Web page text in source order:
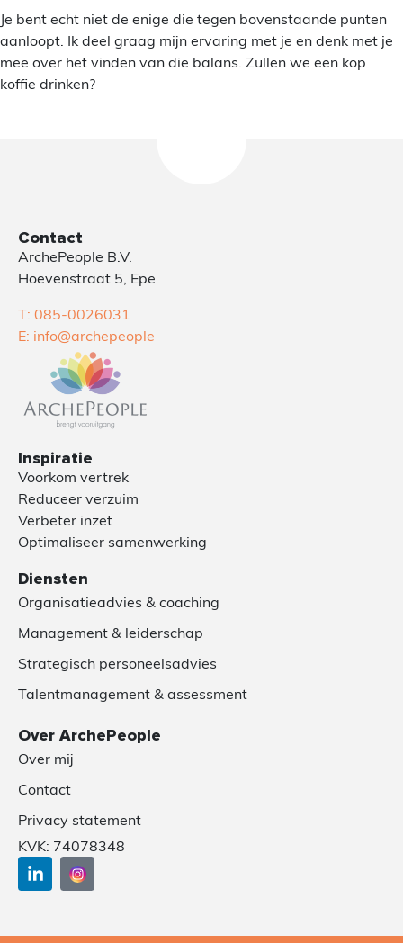
Je bent echt niet de enige die tegen bovenstaande punten
aanloopt. Ik deel graag mijn ervaring met je en denk met je
mee over het vinden van die balans. Zullen we een kop
koffie drinken?
Contact
ArchePeople B.V.
Hoevenstraat 5, Epe
T: 085-0026031
E: info@archepeople
Inspiratie
Voorkom vertrek
Reduceer verzuim
Verbeter inzet
Optimaliseer samenwerking
Diensten
Organisatieadvies & coaching
Management & leiderschap
Strategisch personeelsadvies
Talentmanagement & assessment
Over ArchePeople
Over mij
Contact
Privacy statement
KVK: 74078348